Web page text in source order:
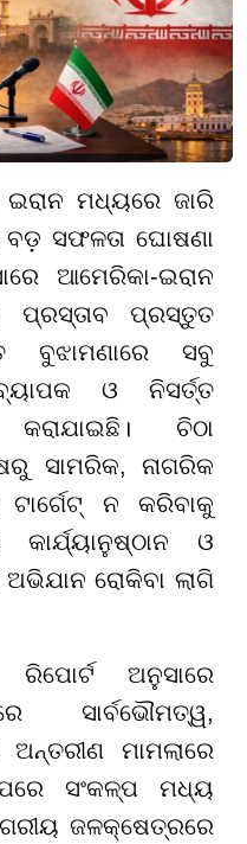
ମଧ୍ୟରେ ଜାରି
ବଡ଼ ସଫଳତା ଘୋଷଣା
ଆମେରିକା-ଇରାନ
ପ୍ରସ୍ତାବ ପ୍ରସ୍ତୁତ
ବୁଝାମଣାରେ ସବୁ
ଓ ନିସର୍ତ୍ତ
ଚିଠା
ସାମରିକ, ନାଗରିକ
ନ କରିବାକୁ
ଓ
ରୋକିବା ଲାଗି
ଅନୁସାରେ
ସାର୍ବଭୌମତ୍ୱ,
ମାମଲାରେ
ସଂକଳ୍ପ ମଧ୍ୟ
ଜଳକ୍ଷେତ୍ରରେ